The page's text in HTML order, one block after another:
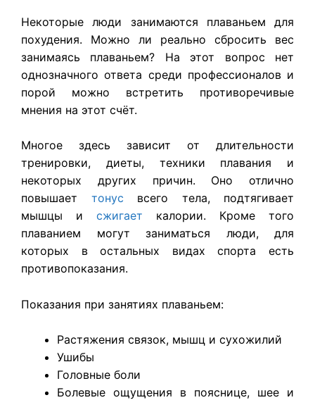
Некоторые люди занимаются плаваньем для
похудения. Можно ли реально сбросить вес
занимаясь плаваньем? На этот вопрос нет
однозначного ответа среди профессионалов и
порой можно встретить противоречивые
мнения на этот счёт.
Многое здесь зависит от длительности
тренировки, диеты, техники плавания и
некоторых других причин. Оно отлично
повышает тонус всего тела, подтягивает
мышцы и сжигает калории. Кроме того
плаванием могут заниматься люди, для
которых в остальных видах спорта есть
противопоказания.
Показания при занятиях плаваньем:
Растяжения связок, мышц и сухожилий
Ушибы
Головные боли
Болевые ощущения в пояснице, шее и